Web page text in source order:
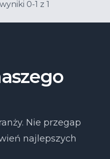
0-1 z 1
Nie przegap
najlepszych